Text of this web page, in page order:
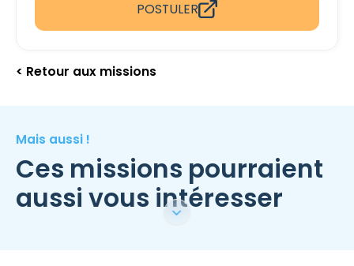
POSTULER
< Retour aux missions
Mais aussi !
Ces missions pourraient
aussi vous intéresser